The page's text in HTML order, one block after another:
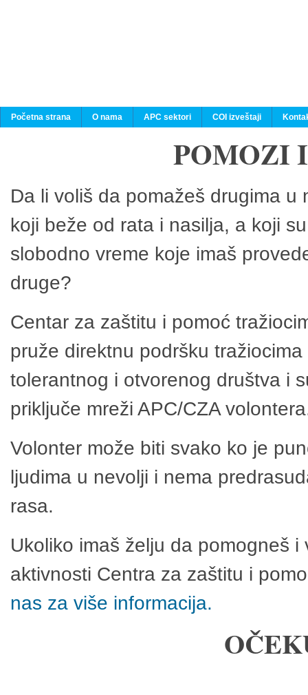
Početna strana O nama APC sektori COI izveštaji
POMOZI
Da li voliš da pomažeš drugima
koji beže od rata i nasilja, a koji
slobodno vreme koje imaš
druge?
Centar za zaštitu i pomoć
pruže direktnu podršku
tolerantnog i otvorenog društva i
priključe mreži APC/CZA
Volonter može biti svako ko je
ljudima u nevolji i nema
rasa.
Ukoliko imaš želju da pomogneš
aktivnosti Centra za zaštitu i
nas za više informacija.